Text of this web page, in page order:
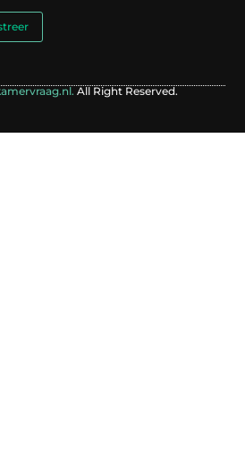
All Right Reserved.